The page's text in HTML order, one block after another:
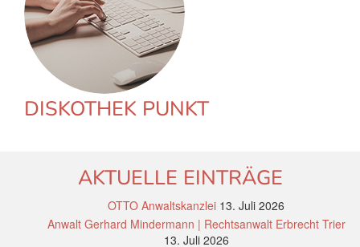
DISKOTHEK PUNKT
AKTUELLE EINTRÄGE
OTTO Anwaltskanzlei 13. Juli 2026
Anwalt Gerhard Mindermann | Rechtsanwalt Erbrecht Trier
13. Juli 2026